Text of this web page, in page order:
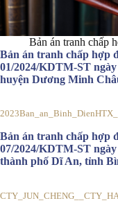
Bản án tranh chấp
Bản án tranh chấp hợp
01/2024/KDTM-ST ngày
huyện Dương Minh
Bản án tranh chấp hợp
07/2024/KDTM-ST
thành phố Dĩ An, tỉnh